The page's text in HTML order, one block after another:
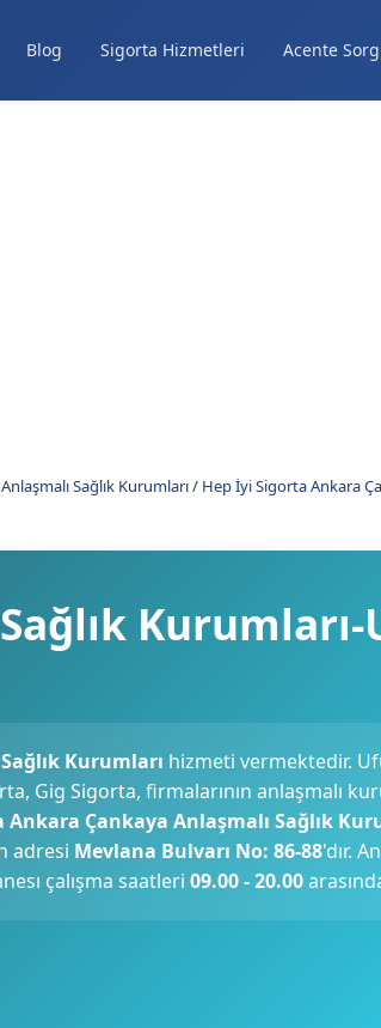
Blog Sigorta Hizmetleri Acente
Sağlık Kurumları/ Hep İyi Sigorta Ankara
Kurumları hizmeti vermektedir.
Gig Sigorta, firmalarının anlaşmalı
Ankara Çankaya Anlaşmalı Sağlık
adresi Mevlana Bulvarı No: 86-88'dır.
çalışma saatleri 09.00 - 20.00